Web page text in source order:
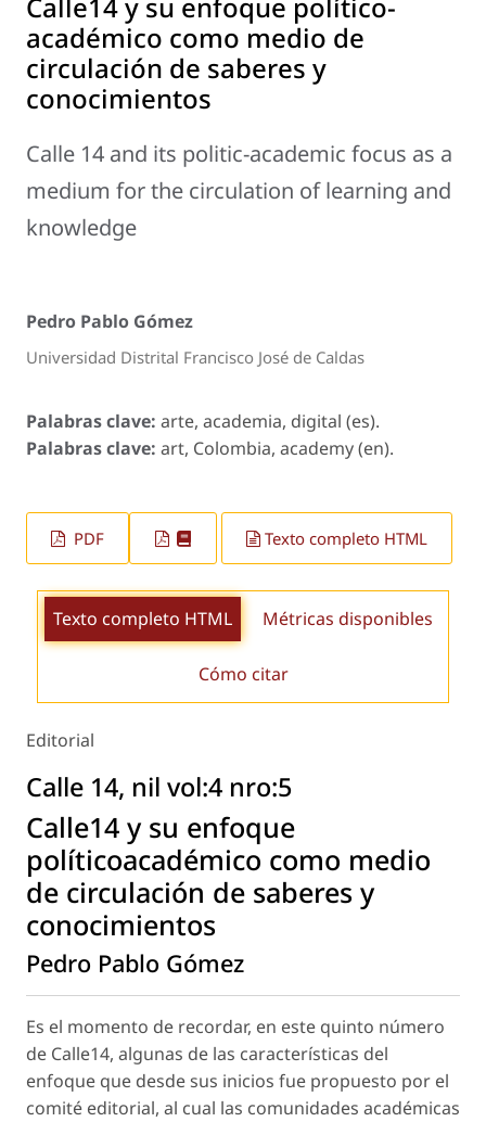
académico como medio de
circulación de saberes y
conocimientos
Calle 14 and its politic-academic focus as a
medium for the circulation of learning and
knowledge
Pedro Pablo Gómez
Universidad Distrital Francisco José de Caldas
Palabras clave: arte, academia, digital (es).
Palabras clave: art, Colombia, academy (en).
PDF Texto completo HTML
Texto completo HTML Métricas disponibles
Cómo citar
Editorial
Calle 14, nil vol:4 nro:5
Calle14 y su enfoque
políticoacadémico como medio
de circulación de saberes y
conocimientos
Pedro Pablo Gómez
Es el momento de recordar, en este quinto número
de Calle14, algunas de las características del
enfoque que desde sus inicios fue propuesto por el
comité editorial, al cual las comunidades académicas